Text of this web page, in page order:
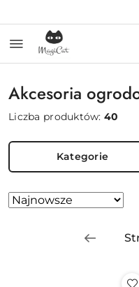
Akcesoria
Liczba produktów:40
Kategorie
Zastosowano
Sortuj